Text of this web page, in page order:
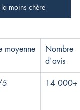
moins chère
moyenne
Nombre
d'avis
14 000+